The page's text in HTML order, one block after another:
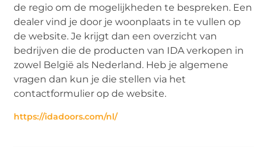
de regio om de mogelijkheden te bespreken. Een
dealer vind je door je woonplaats in te vullen op
de website. Je krijgt dan een overzicht van
bedrijven die de producten van IDA verkopen in
zowel België als Nederland. Heb je algemene
vragen dan kun je die stellen via het
contactformulier op de website.
https://idadoors.com/nl/